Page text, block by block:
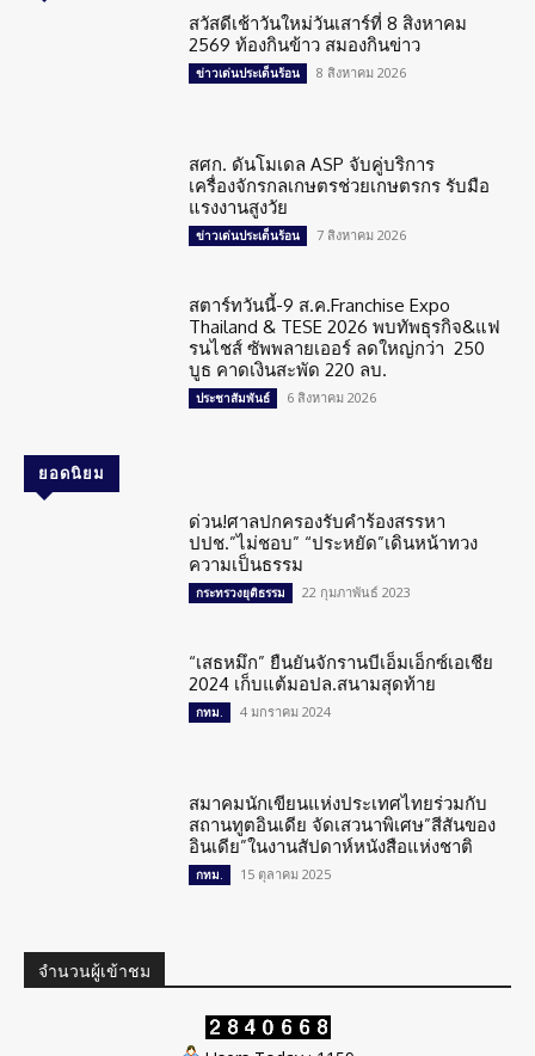
สวัสดีเช้าวันใหม่วันเสาร์ที่ 8 สิงหาคม
2569 ท้องกินข้าว สมองกินข่าว
ข่าวเด่นประเด็นร้อน 8 สิงหาคม 2026
สศก. ดันโมเดล ASP จับคู่บริการ
เครื่องจักรกลเกษตรช่วยเกษตรกร รับมือ
แรงงานสูงวัย
ข่าวเด่นประเด็นร้อน 7 สิงหาคม 2026
สตาร์ทวันนี้-9 ส.ค.Franchise Expo
Thailand & TESE 2026 พบทัพธุรกิจ&แฟ
รนไชส์ ซัพพลายเออร์ ลดใหญ่กว่า 250
บูธ คาดเงินสะพัด 220 ลบ.
ประชาสัมพันธ์ 6 สิงหาคม 2026
ยอดนิยม
ด่วน!ศาลปกครองรับคำร้องสรรหา
ปปช.”ไม่ชอบ” “ประหยัด”เดินหน้าทวง
ความเป็นธรรม
กระทรวงยุติธรรม 22 กุมภาพันธ์ 2023
“เสธหมึก” ยืนยันจักรานบีเอ็มเอ็กซ์เอเชีย
2024 เก็บแต้มอปล.สนามสุดท้าย
กทม. 4 มกราคม 2024
สมาคมนักเขียนแห่งประเทศไทยร่วมกับ
สถานทูตอินเดีย จัดเสวนาพิเศษ”สีสันของ
อินเดีย”ในงานสัปดาห์หนังสือแห่งชาติ
กทม. 15 ตุลาคม 2025
จำนวนผู้เข้าชม